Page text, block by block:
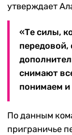
утверждает
«Те силы,
передовой,
снимают
понимаем
По данным
приграничье